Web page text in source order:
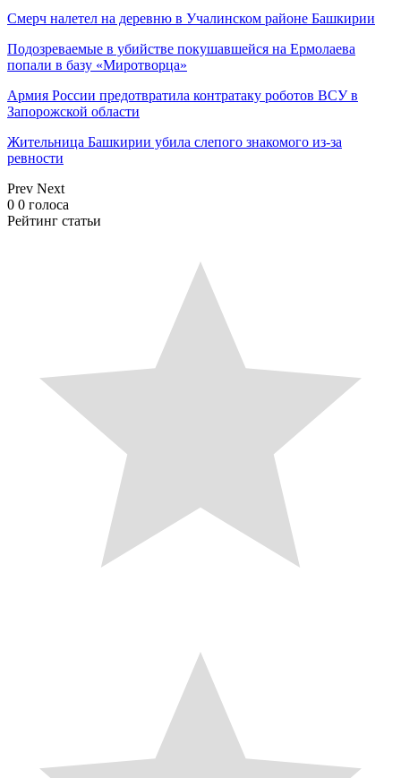
Смерч налетел на деревню в Учалинском районе Башкирии
Подозреваемые в убийстве покушавшейся на Ермолаева
попали в базу «Миротворца»
Армия России предотвратила контратаку роботов ВСУ в
Запорожской области
Жительница Башкирии убила слепого знакомого из-за
ревности
Prev Next
0 0 голоса
Рейтинг статьи